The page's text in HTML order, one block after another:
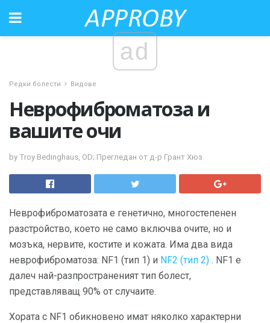
ad
Редки болести Видове
Неврофиброматоза и
вашите очи
by Troy Bedinghaus, OD; Прегледан от д-р Грант Хюз
Неврофиброматозата е генетично, многостепенен
разстройство, което не само включва очите, но и
мозъка, нервите, костите и кожата. Има два вида
неврофиброматоза: NF1 (тип 1) и NF2 (тип 2) . NF1 е
далеч най-разпространеният тип болест,
представляващ 90% от случаите.
Хората с NF1 обикновено имат няколко характерни